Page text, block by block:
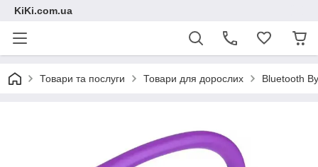
KiKi.com.ua
Товари та послуги Товари для дорослих Bluetooth